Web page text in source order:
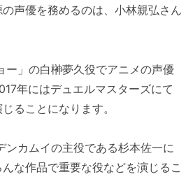
声優を務めるのは、小林親弘さん
ー」の白榊夢久役でアニメの声優
年にはデュエルマスターズにて
ることになります。
ンカムイの主役である杉本佐一に
な作品で重要な役などを演じるこ